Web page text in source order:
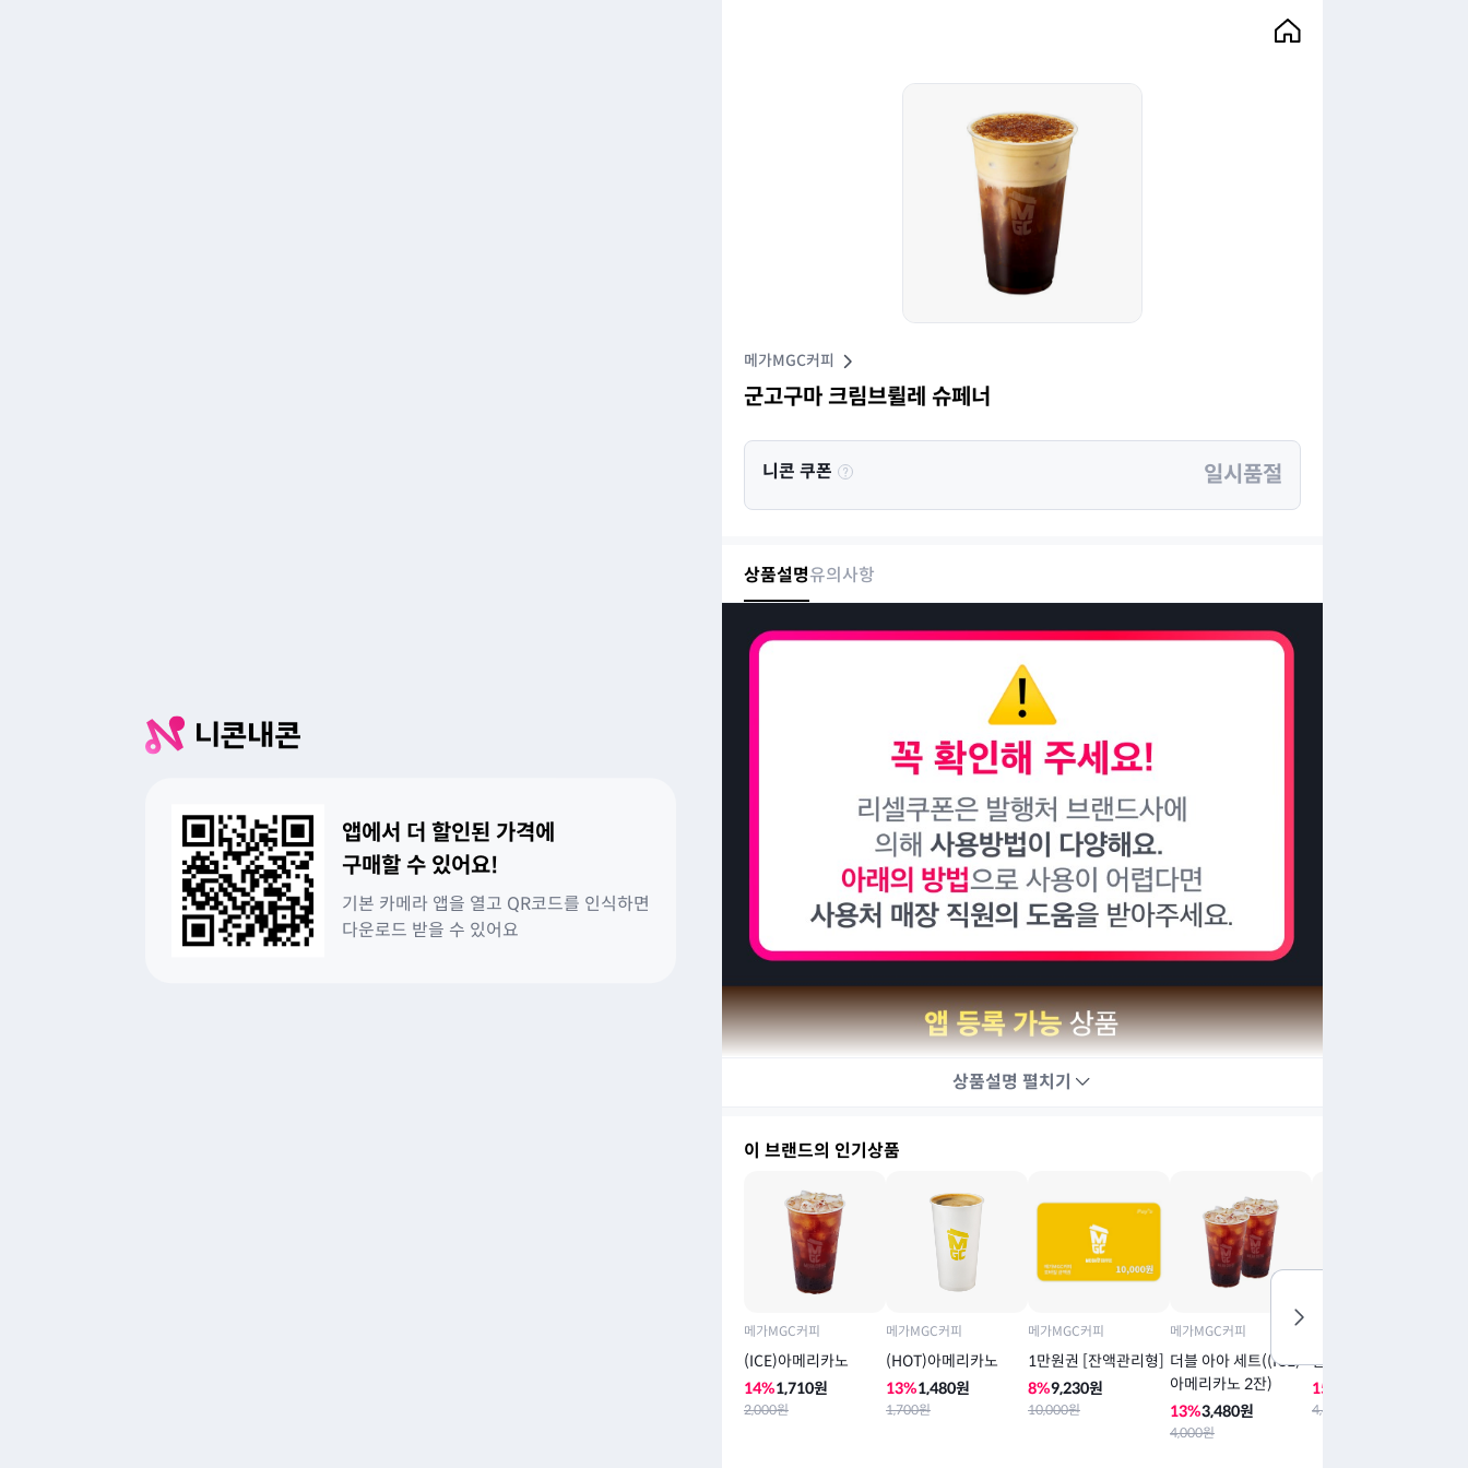
앱에서 더 할인된 가격에
구매할 수 있어요!
기본 카메라 앱을 열고 QR코드를 인식하면
다운로드 받을 수 있어요
메가MGC커피
군고구마 크림브륄레 슈페너
니콘 쿠폰 일시품절
상품설명유의사항
상품설명 펼치기
이 브랜드의 인기상품
메가MGC커피
(ICE)아메리카노
14%1,710원
2,000원
메가MGC커피
(HOT)아메리카노
13%1,480원
1,700원
메가MGC커피
1만원권 [잔액관리형]
8%9,230원
10,000원
메가MGC커피
더블 아아 세트((ICE)
아메리카노 2잔)
13%3,480원
4,000원
팥빙 젤라또 파르페
15
4,400